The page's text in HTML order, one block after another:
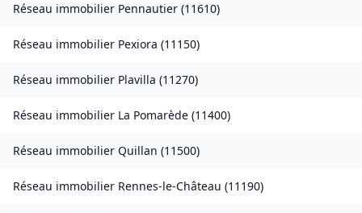
Réseau immobilier Pennautier (11610)
Réseau immobilier Pexiora (11150)
Réseau immobilier Plavilla (11270)
Réseau immobilier La Pomarède (11400)
Réseau immobilier Quillan (11500)
Réseau immobilier Rennes-le-Château (11190)